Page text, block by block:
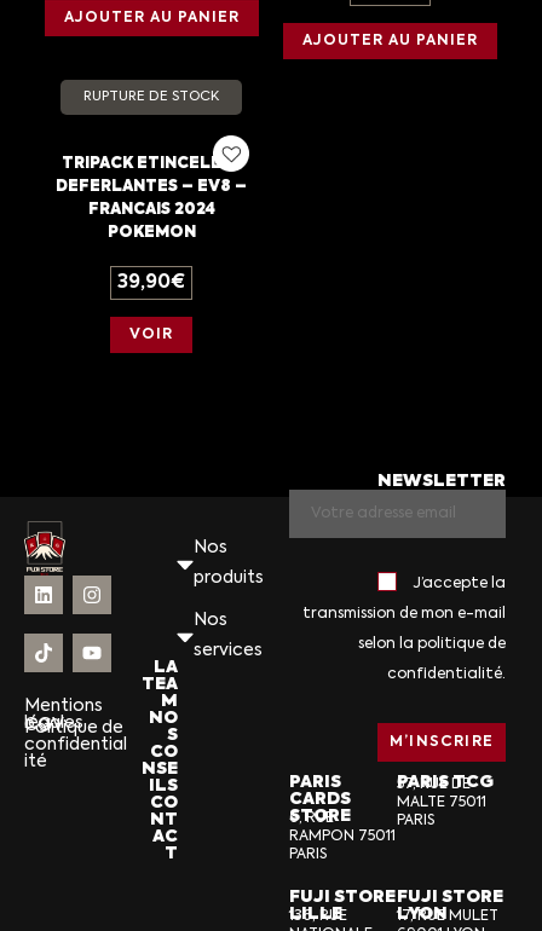
AJOUTER AU PANIER
AJOUTER AU PANIER
RUPTURE DE STOCK
TRIPACK ETINCELLES
DEFERLANTES – EV8 –
FRANCAIS 2024
POKEMON
39,90€
VOIR
Mentions
légales
CGV
Politique de
confidential
ité
Nos
produits
Nos
services
LA
TEA
M
NO
S
CO
NSE
ILS
CO
NT
AC
T
NEWSLETTER
J’accepte la
transmission de mon e-mail
selon la politique de
confidentialité.
PARIS
CARDS
STORE
6, RUE
RAMPON 75011
PARIS
PARIS TCG
57, RUE DE
MALTE 75011
PARIS
FUJI STORE
LILLE
136, RUE
FUJI STORE
LYON
17, RUE MULET